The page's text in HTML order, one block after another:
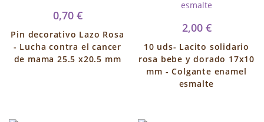
0,70 €
Pin decorativo Lazo Rosa
- Lucha contra el cancer
de mama 25.5 x20.5 mm
2,00 €
10 uds- Lacito solidario
rosa bebe y dorado 17x10
mm - Colgante enamel
esmalte